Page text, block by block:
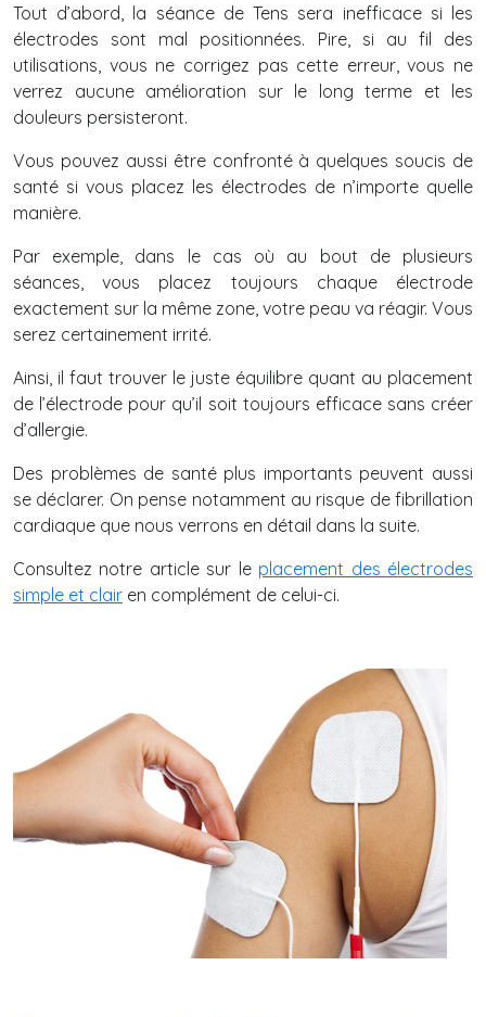
Tout d’abord, la séance de Tens sera inefficace si les
électrodes sont mal positionnées. Pire, si au fil des
utilisations, vous ne corrigez pas cette erreur, vous ne
verrez aucune amélioration sur le long terme et les
douleurs persisteront.
Vous pouvez aussi être confronté à quelques soucis de
santé si vous placez les électrodes de n’importe quelle
manière.
Par exemple, dans le cas où au bout de plusieurs
séances, vous placez toujours chaque électrode
exactement sur la même zone, votre peau va réagir. Vous
serez certainement irrité.
Ainsi, il faut trouver le juste équilibre quant au placement
de l’électrode pour qu’il soit toujours efficace sans créer
d’allergie.
Des problèmes de santé plus importants peuvent aussi
se déclarer. On pense notamment au risque de fibrillation
cardiaque que nous verrons en détail dans la suite.
Consultez notre article sur le placement des électrodes
simple et clair en complément de celui-ci.